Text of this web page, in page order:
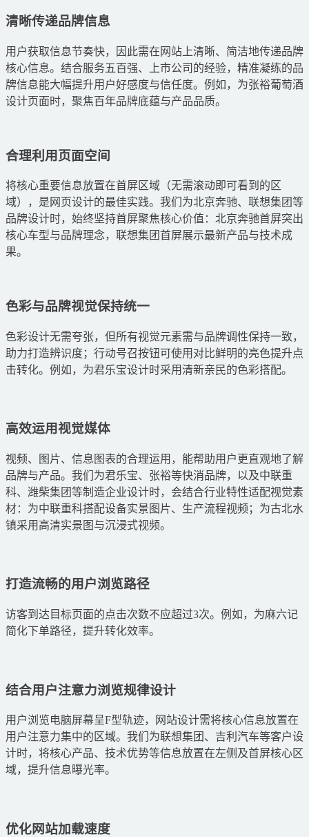
清晰传递品牌信息
用户获取信息节奏快，因此需在网站上清晰、简洁地传递品牌
核心信息。结合服务五百强、上市公司的经验，精准凝练的品
牌信息能大幅提升用户好感度与信任度。例如，为张裕葡萄酒
设计页面时，聚焦百年品牌底蕴与产品品质。
合理利用页面空间
将核心重要信息放置在首屏区域（无需滚动即可看到的区
域），是网页设计的最佳实践。我们为北京奔驰、联想集团等
品牌设计时，始终坚持首屏聚焦核心价值：北京奔驰首屏突出
核心车型与品牌理念，联想集团首屏展示最新产品与技术成
果。
色彩与品牌视觉保持统一
色彩设计无需夸张，但所有视觉元素需与品牌调性保持一致，
助力打造辨识度；行动号召按钮可使用对比鲜明的亮色提升点
击转化。例如，为君乐宝设计时采用清新亲民的色彩搭配。
高效运用视觉媒体
视频、图片、信息图表的合理运用，能帮助用户更直观地了解
品牌与产品。我们为君乐宝、张裕等快消品牌，以及中联重
科、潍柴集团等制造企业设计时，会结合行业特性适配视觉素
材：为中联重科搭配设备实景图片、生产流程视频；为古北水
镇采用高清实景图与沉浸式视频。
打造流畅的用户浏览路径
访客到达目标页面的点击次数不应超过3次。例如，为麻六记
简化下单路径，提升转化效率。
结合用户注意力浏览规律设计
用户浏览电脑屏幕呈F型轨迹，网站设计需将核心信息放置在
用户注意力集中的区域。我们为联想集团、吉利汽车等客户设
计时，将核心产品、技术优势等信息放置在左侧及首屏核心区
域，提升信息曝光率。
优化网站加载速度